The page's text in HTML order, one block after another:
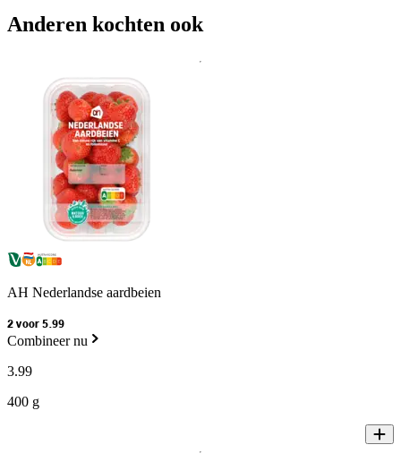
Anderen kochten ook
AH Nederlandse aardbeien
2 voor 5.99
Combineer nu
3.99
400 g